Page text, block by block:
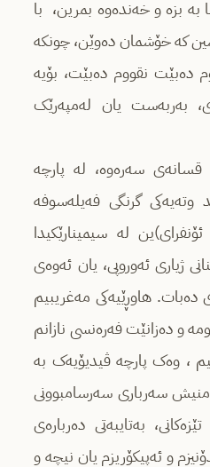
بە بزە و خەندەوە بمرین، با
کە خۆشمان دەوێن، چونکە
دەبێت نقووم دەبێت، بۆیە
بەربەست یان لەمپەرێک
قسانەی سەرەوە، لە پارچە
وتەیەکی گرنگی فەیلەسوفە
لە سیمینارێکیدا
ژیاری ئەوروپی، یان ئەوەی
دەبات. هاوڕێیەکی مەغریبیم
و دەزانێت فەرەنسی نازانم
، وەک پارچە ڤیدیۆیەک بە
منیش سەرباری سەرسامبوونی
بەتایبەتی دەربارەی
و ئەپیکۆریزم یان نیچە و